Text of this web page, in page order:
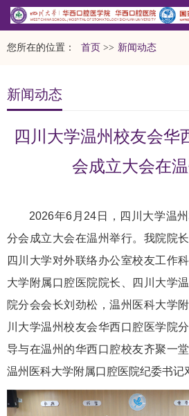
您所在的位置： 首页 >> 新闻动态
新闻动态
四川大学温州校友会华
会成立大会在
2026年6月24日，四川大学温
分会成立大会在温州举行。我院院
四川大学对外联络办公室校友工作
大学附属口腔医院院长、四川大学
院分会会长刘劲松，温州医科大学
川大学温州校友会华西口腔医学院
导与在温州的华西口腔校友齐聚一
温州医科大学附属口腔医院纪委书记